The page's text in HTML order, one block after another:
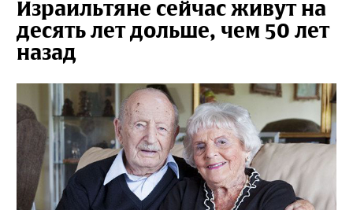
Израильтяне сейчас живут на
десять лет дольше, чем 50 лет
назад